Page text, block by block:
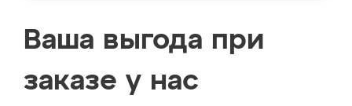
Ваша выгода при
заказе у нас